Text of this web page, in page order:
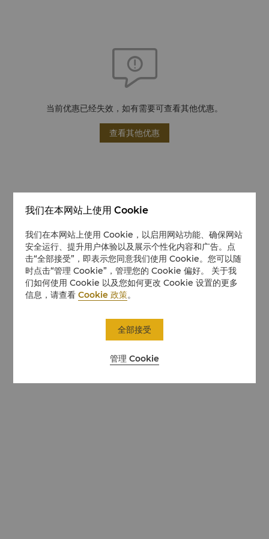
当前优惠已经失效，如有需要可查看其他优惠。
查看其他优惠
我们在本网站上使用 Cookie
我们在本网站上使用 Cookie，以启用网站功能、确保网站
安全运行、提升用户体验以及展示个性化内容和广告。点
击“全部接受”，即表示您同意我们使用 Cookie。您可以随
时点击“管理 Cookie”，管理您的 Cookie 偏好。 关于我
们如何使用 Cookie 以及您如何更改 Cookie 设置的更多
信息，请查看Cookie 政策。
管理 Cookie
全部接受